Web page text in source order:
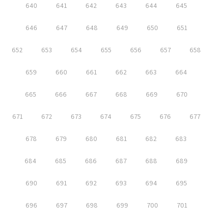
640 641 642 643 644 645
646 647 648 649 650 651
652 653 654 655 656 657 658
659 660 661 662 663 664
665 666 667 668 669 670
671 672 673 674 675 676 677
678 679 680 681 682 683
684 685 686 687 688 689
690 691 692 693 694 695
696 697 698 699 700 701